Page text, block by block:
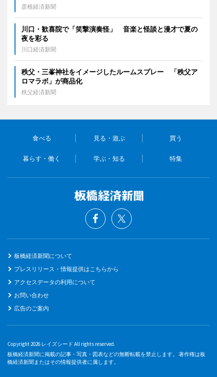
彦根経済新聞
川口・歓喜院で「笑撃演奏怪」 音楽と怪談と漫才で夏の
夜を彩る
川口経済新聞
秩父・三峯神社をイメージしたルームスプレー 「秩父ア
ロマラボ」が商品化
秩父経済新聞
食べる 見る・遊ぶ 買う
暮らす・働く 学ぶ・知る 特集
板橋経済新聞について
プレスリリース・情報提供はこちらから
アクセスデータの利用について
お問い合わせ
広告のご案内
Copyright 2026 レイズシード All rights reserved.
板橋経済新聞に掲載の記事・写真・図表などの無断転載を禁止します。 著作権は板
橋経済新聞またはその情報提供者に属します。